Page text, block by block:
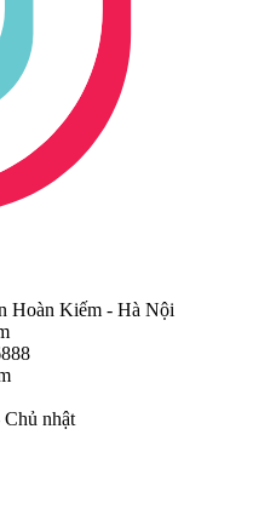
Hoàn Kiếm - Hà Nội
nhật